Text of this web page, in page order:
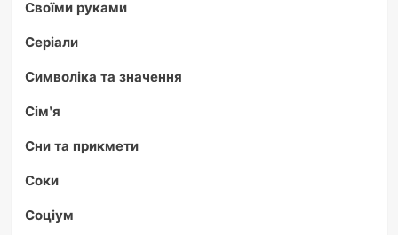
Своїми руками
Серіали
Символіка та значення
Сім'я
Сни та прикмети
Соки
Соціум